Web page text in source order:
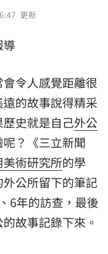
更新
令人感覺距離很
的故事說得精采
史就是自己外公
？《三立新聞
術研究所的學
公所留下的筆記
6年的訪查，最後
故事記錄下來。